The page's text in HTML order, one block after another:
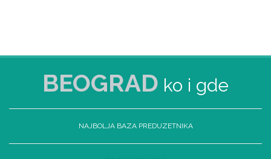
BEOGRAD ko i gde
NAJBOLJA BAZA PREDUZETNIKA